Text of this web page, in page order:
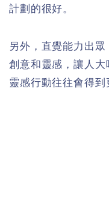
計劃的很好。
另外，直覺能力出
創意和靈感，讓人
靈感行動往往會得到